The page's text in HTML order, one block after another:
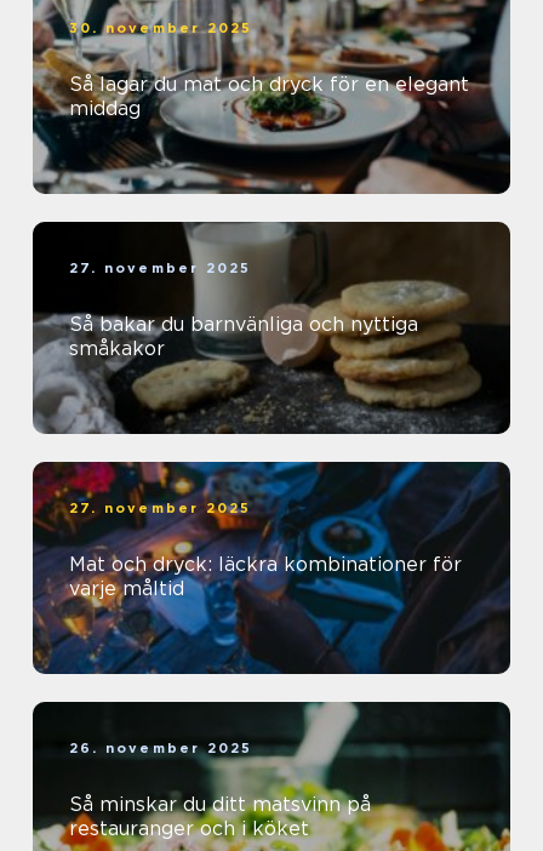
30. november 2025
Så lagar du mat och dryck för en elegant
middag
27. november 2025
Så bakar du barnvänliga och nyttiga
småkakor
27. november 2025
Mat och dryck: läckra kombinationer för
varje måltid
26. november 2025
Så minskar du ditt matsvinn på
restauranger och i köket